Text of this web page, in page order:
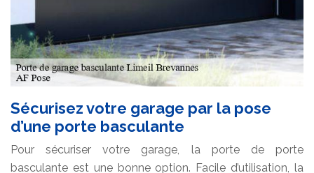
Sécurisez votre garage par la pose
d’une porte basculante
Pour sécuriser votre garage, la porte de porte
basculante est une bonne option. Facile d’utilisation, la